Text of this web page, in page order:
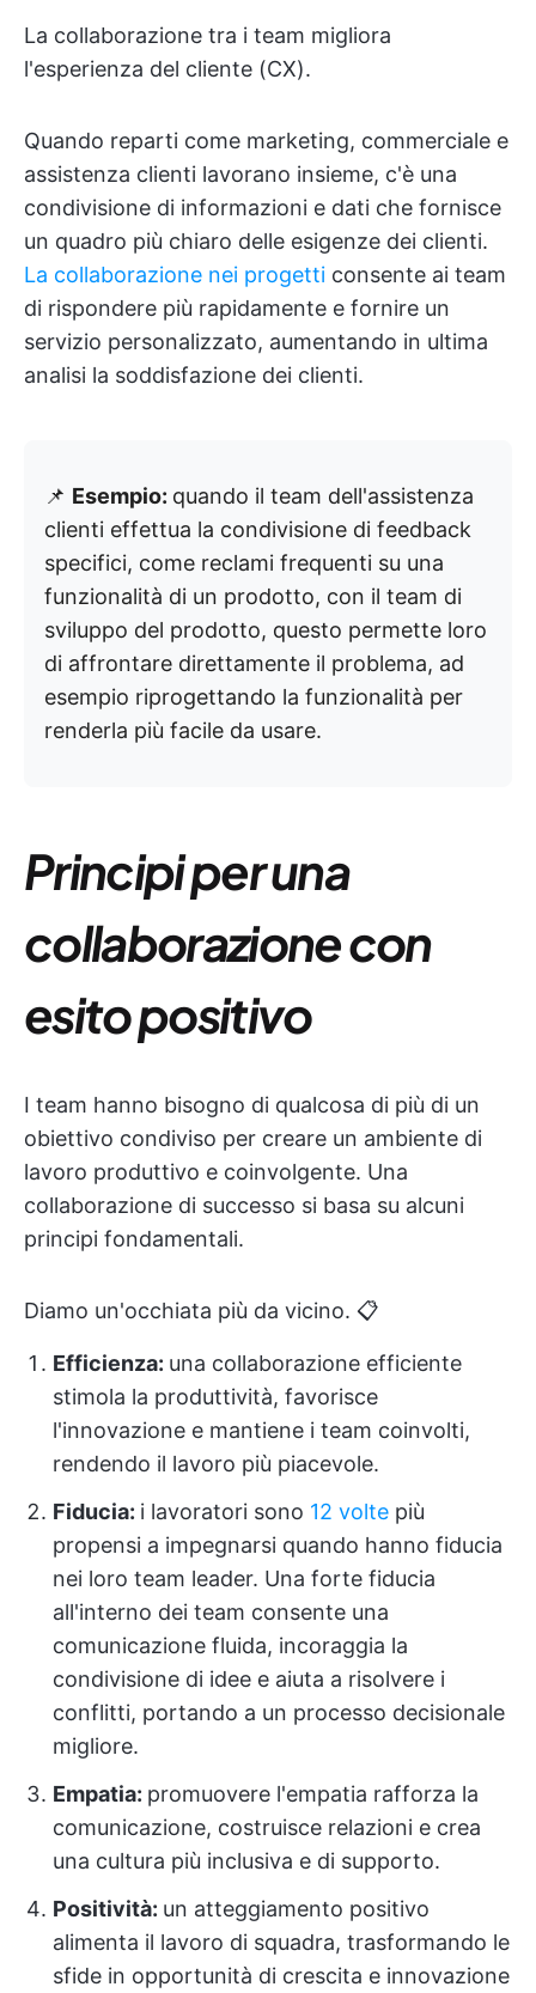
La collaborazione tra i team migliora
l'esperienza del cliente (CX).
Quando reparti come marketing, commerciale e
assistenza clienti lavorano insieme, c'è una
condivisione di informazioni e dati che fornisce
un quadro più chiaro delle esigenze dei clienti.
La collaborazione nei progetti consente ai team
di rispondere più rapidamente e fornire un
servizio personalizzato, aumentando in ultima
analisi la soddisfazione dei clienti.
📌 Esempio: quando il team dell'assistenza
clienti effettua la condivisione di feedback
specifici, come reclami frequenti su una
funzionalità di un prodotto, con il team di
sviluppo del prodotto, questo permette loro
di affrontare direttamente il problema, ad
esempio riprogettando la funzionalità per
renderla più facile da usare.
Principi per una
collaborazione con
esito positivo
I team hanno bisogno di qualcosa di più di un
obiettivo condiviso per creare un ambiente di
lavoro produttivo e coinvolgente. Una
collaborazione di successo si basa su alcuni
principi fondamentali.
Diamo un'occhiata più da vicino. 📋
Efficienza: una collaborazione efficiente
stimola la produttività, favorisce
l'innovazione e mantiene i team coinvolti,
rendendo il lavoro più piacevole.
Fiducia: i lavoratori sono 12 volte più
propensi a impegnarsi quando hanno fiducia
nei loro team leader. Una forte fiducia
all'interno dei team consente una
comunicazione fluida, incoraggia la
condivisione di idee e aiuta a risolvere i
conflitti, portando a un processo decisionale
migliore.
Empatia: promuovere l'empatia rafforza la
comunicazione, costruisce relazioni e crea
una cultura più inclusiva e di supporto.
Positività: un atteggiamento positivo
alimenta il lavoro di squadra, trasformando le
sfide in opportunità di crescita e innovazione